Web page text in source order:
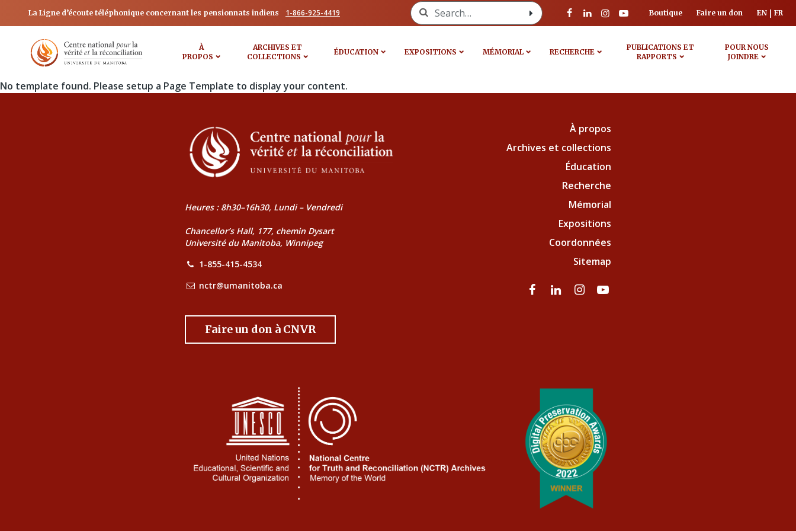
La Ligne d’écoute téléphonique concernant les pensionnats indiens 1-866-925-4419 Search for: Boutique Faire un don EN FR
À
PROPOS
ARCHIVES ET
COLLECTIONS
ÉDUCATION EXPOSITIONS MÉMORIAL RECHERCHE
PUBLICATIONS ET
RAPPORTS
POUR NOUS
JOINDRE
No template found. Please setup a Page Template to display your content.
Heures : 8h30–16h30, Lundi – Vendredi
Chancellor’s Hall, 177, chemin Dysart
Université du Manitoba, Winnipeg
1-855-415-4534
nctr@umanitoba.ca
Faire un don à CNVR
À propos
Archives et collections
Éducation
Recherche
Mémorial
Expositions
Coordonnées
Sitemap